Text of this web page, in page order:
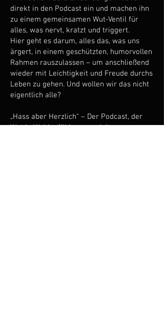
direkt in den Podcast ein und machen ihn
zu einem gemeinsamen Wut-Ventil für
alles, was nervt, kratzt und triggert.
Hier geht es darum, alles das, was uns
ärgert, in einem geschützten, humorvollen
Rahmen rauszulassen – um anschließend
wieder mit Leichtigkeit und Freude durchs
Leben zu gehen. Und wollen wir das nicht
eigentlich alle?
„Hass aber Herzlich“ – Der Podcast, der
Wut in Wohlgefühl verwandelt.